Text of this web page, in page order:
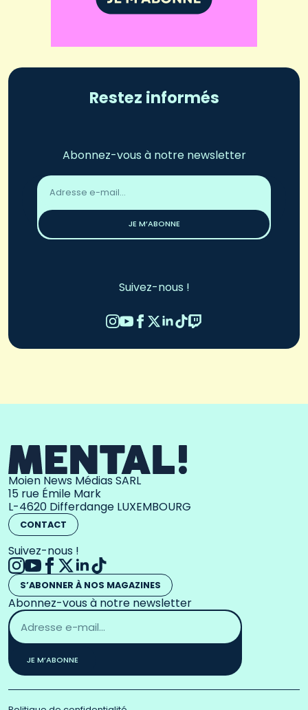
Restez informés
Abonnez-vous à notre newsletter
Adresse
email
JE M’ABONNE
Suivez-nous !
Moien News Médias SARL
15 rue Émile Mark
L-4620 Differdange LUXEMBOURG
CONTACT
Suivez-nous !
S’ABONNER À NOS MAGAZINES
Abonnez-vous à notre newsletter
Adresse
email
*
JE M’ABONNE